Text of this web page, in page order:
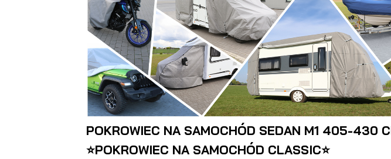
POKROWIEC NA SAMOCHÓD SEDAN M1 405-430
⭐POKROWIEC NA SAMOCHÓD CLASSIC⭐